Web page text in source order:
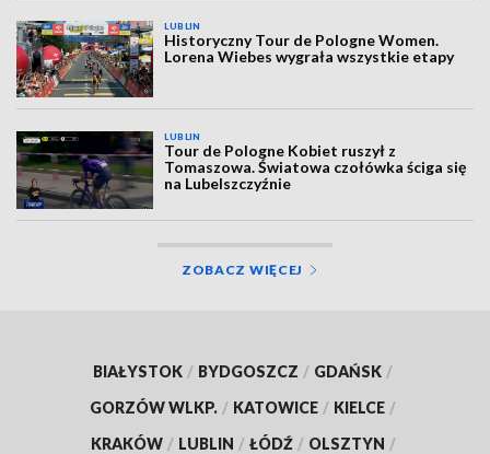
LUBLIN
Historyczny Tour de Pologne Women.
Lorena Wiebes wygrała wszystkie etapy
LUBLIN
Tour de Pologne Kobiet ruszył z
Tomaszowa. Światowa czołówka ściga się
na Lubelszczyźnie
ZOBACZ WIĘCEJ
BIAŁYSTOK / BYDGOSZCZ / GDAŃSK /
GORZÓW WLKP. / KATOWICE / KIELCE /
KRAKÓW / LUBLIN / ŁÓDŹ / OLSZTYN /